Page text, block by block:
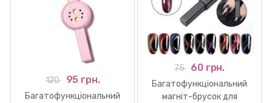
120 95 грн.
Багатофункціональний
75 60 грн.
Багатофункціональний
магніт-брусок для